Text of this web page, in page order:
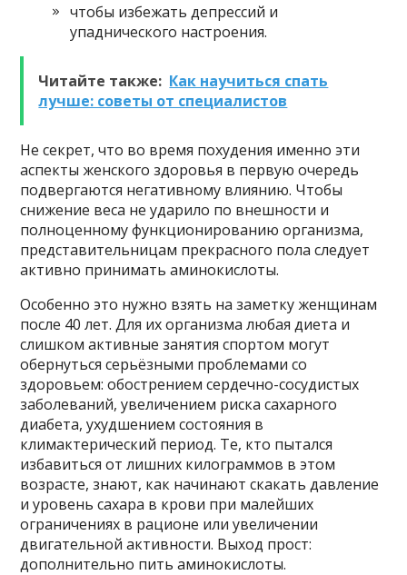
чтобы избежать депрессий и
упаднического настроения.
Читайте также: Как научиться спать
лучше: советы от специалистов
Не секрет, что во время похудения именно эти
аспекты женского здоровья в первую очередь
подвергаются негативному влиянию. Чтобы
снижение веса не ударило по внешности и
полноценному функционированию организма,
представительницам прекрасного пола следует
активно принимать аминокислоты.
Особенно это нужно взять на заметку женщинам
после 40 лет. Для их организма любая диета и
слишком активные занятия спортом могут
обернуться серьёзными проблемами со
здоровьем: обострением сердечно-сосудистых
заболеваний, увеличением риска сахарного
диабета, ухудшением состояния в
климактерический период. Те, кто пытался
избавиться от лишних килограммов в этом
возрасте, знают, как начинают скакать давление
и уровень сахара в крови при малейших
ограничениях в рационе или увеличении
двигательной активности. Выход прост:
дополнительно пить аминокислоты.